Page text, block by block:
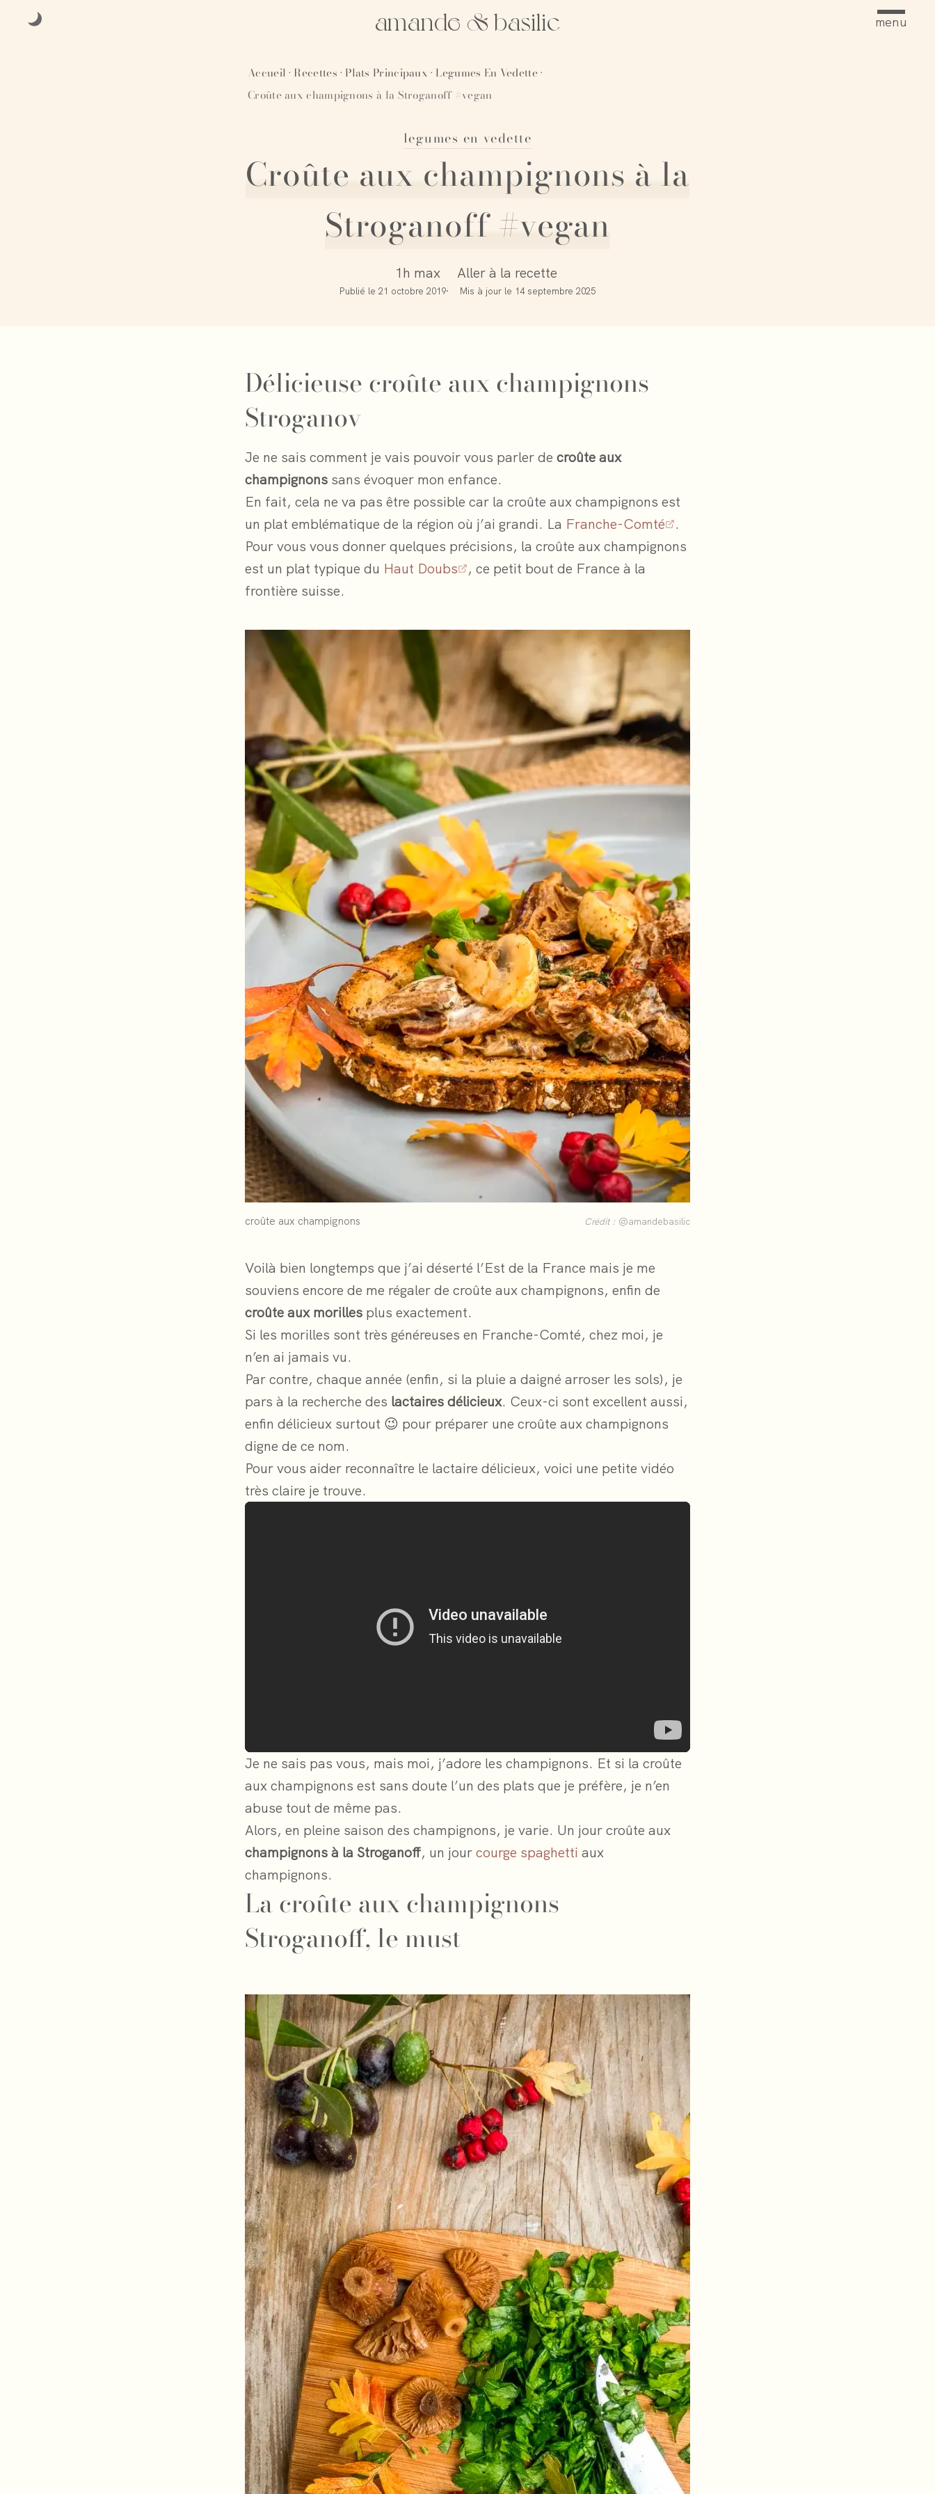
amande & basilic menu
Accueil · Recettes · Plats Principaux · Legumes En Vedette ·
Croûte aux champignons à la Stroganoff #vegan
legumes en vedette
Croûte aux champignons à la
Stroganoff #vegan
1h max Aller à la recette
Publié le 21 octobre 2019 Mis à jour le 14 septembre 2025
Délicieuse croûte aux champignons
Stroganov
Je ne sais comment je vais pouvoir vous parler de croûte aux
champignons sans évoquer mon enfance.
En fait, cela ne va pas être possible car la croûte aux champignons est
un plat emblématique de la région où j’ai grandi. La Franche-Comté
.
Pour vous vous donner quelques précisions, la croûte aux champignons
est un plat typique du Haut Doubs
, ce petit bout de France à la
frontière suisse.
croûte aux champignons Crédit : @amandebasilic
Voilà bien longtemps que j’ai déserté l’Est de la France mais je me
souviens encore de me régaler de croûte aux champignons, enfin de
croûte aux morilles plus exactement.
Si les morilles sont très généreuses en Franche-Comté, chez moi, je
n’en ai jamais vu.
Par contre, chaque année (enfin, si la pluie a daigné arroser les sols), je
pars à la recherche des lactaires délicieux. Ceux-ci sont excellent aussi,
enfin délicieux surtout 😉 pour préparer une croûte aux champignons
digne de ce nom.
Pour vous aider reconnaître le lactaire délicieux, voici une petite vidéo
très claire je trouve.
Je ne sais pas vous, mais moi, j’adore les champignons. Et si la croûte
aux champignons est sans doute l’un des plats que je préfère, je n’en
abuse tout de même pas.
Alors, en pleine saison des champignons, je varie. Un jour croûte aux
champignons à la Stroganoff, un jourcourge spaghetti aux
champignons.
La croûte aux champignons
Stroganoff, le must